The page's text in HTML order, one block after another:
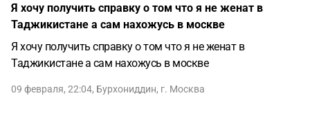
Я хочу получить справку о том что я не женат в
Таджикистане а сам нахожусь в москве
Я хочу получить справку о том что я не женат в
Таджикистане а сам нахожусь в москве
09 февраля, 22:04, Бурхониддин, г. Москва